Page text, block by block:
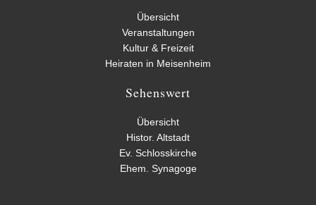
Übersicht
Veranstaltungen
Kultur & Freizeit
Heiraten in Meisenheim
Sehenswert
Übersicht
Histor. Altstadt
Ev. Schlosskirche
Ehem. Synagoge